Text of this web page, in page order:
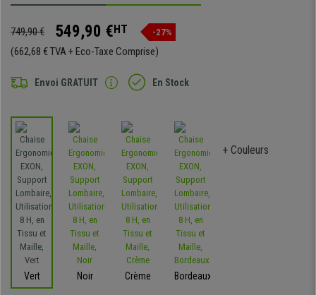
749,90 € 549,90 €HT -27%
(662,68 € TVA + Eco-Taxe Comprise)
Envoi GRATUIT En Stock
Vert Noir Crème Bordeaux
+ Couleurs